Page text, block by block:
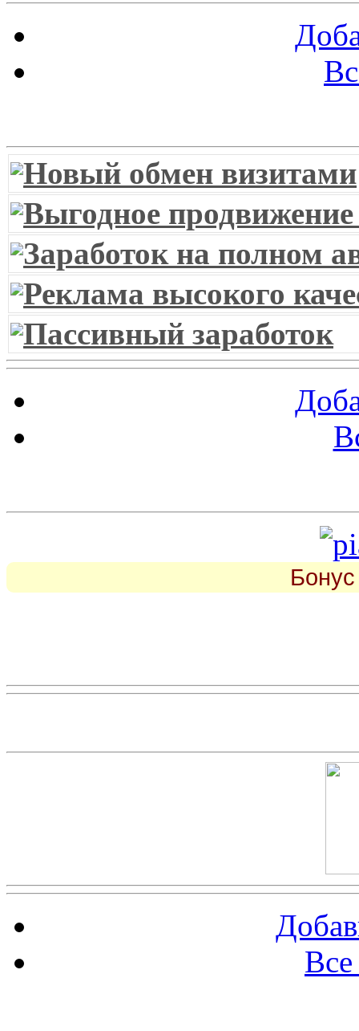
Новый обмен визитами
Выгодное продвижение
Заработок на полном
Реклама высокого
Пассивный заработок